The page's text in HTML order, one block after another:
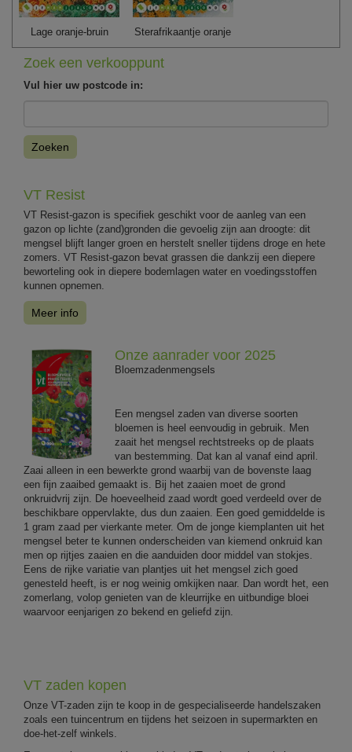
Lage oranje-bruin Sterafrikaantje oranje
Zoek een verkooppunt
Vul hier uw postcode in:
Zoeken
VT Resist
VT Resist-gazon is specifiek geschikt voor de aanleg van een
gazon op lichte (zand)gronden die gevoelig zijn aan droogte: dit
mengsel blijft langer groen en herstelt sneller tijdens droge en hete
zomers. VT Resist-gazon bevat grassen die dankzij een diepere
beworteling ook in diepere bodemlagen water en voedingsstoffen
kunnen opnemen.
Meer info
Onze aanrader voor 2025
Bloemzadenmengsels
Een mengsel zaden van diverse soorten
bloemen is heel eenvoudig in gebruik. Men
zaait het mengsel rechtstreeks op de plaats
van bestemming. Dat kan al vanaf eind april.
Zaai alleen in een bewerkte grond waarbij van de bovenste laag
een fijn zaaibed gemaakt is. Bij het zaaien moet de grond
onkruidvrij zijn. De hoeveelheid zaad wordt goed verdeeld over de
beschikbare oppervlakte, dus dun zaaien. Een goed gemiddelde is
1 gram zaad per vierkante meter. Om de jonge kiemplanten uit het
mengsel beter te kunnen onderscheiden van kiemend onkruid kan
men op rijtjes zaaien en die aanduiden door middel van stokjes.
Eens de rijke variatie van plantjes uit het mengsel zich goed
genesteld heeft, is er nog weinig omkijken naar. Dan wordt het, een
zomerlang, volop genieten van de kleurrijke en uitbundige bloei
waarvoor eenjarigen zo bekend en geliefd zijn.
VT zaden kopen
Onze VT-zaden zijn te koop in de gespecialiseerde handelszaken
zoals een tuincentrum en tijdens het seizoen in supermarkten en
doe-het-zelf winkels.